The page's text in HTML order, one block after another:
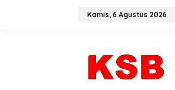
Kamis, 6 Agustus 2026